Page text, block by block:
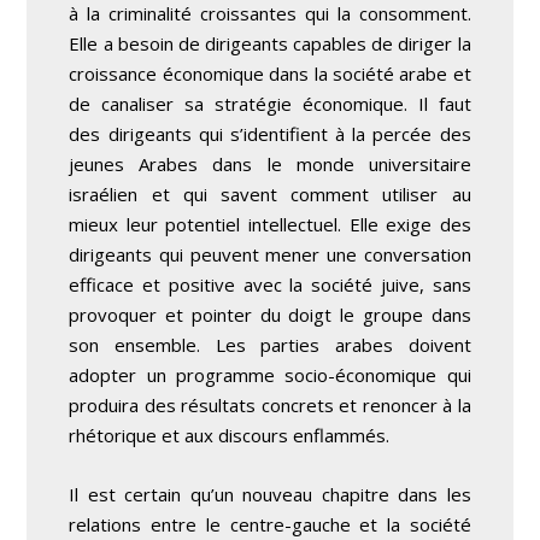
à la criminalité croissantes qui la consomment.
Elle a besoin de dirigeants capables de diriger la
croissance économique dans la société arabe et
de canaliser sa stratégie économique. Il faut
des dirigeants qui s’identifient à la percée des
jeunes Arabes dans le monde universitaire
israélien et qui savent comment utiliser au
mieux leur potentiel intellectuel. Elle exige des
dirigeants qui peuvent mener une conversation
efficace et positive avec la société juive, sans
provoquer et pointer du doigt le groupe dans
son ensemble. Les parties arabes doivent
adopter un programme socio-économique qui
produira des résultats concrets et renoncer à la
rhétorique et aux discours enflammés.
Il est certain qu’un nouveau chapitre dans les
relations entre le centre-gauche et la société